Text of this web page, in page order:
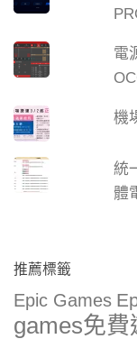
電
機
統
體
推薦標籤
Epic Games
games免費